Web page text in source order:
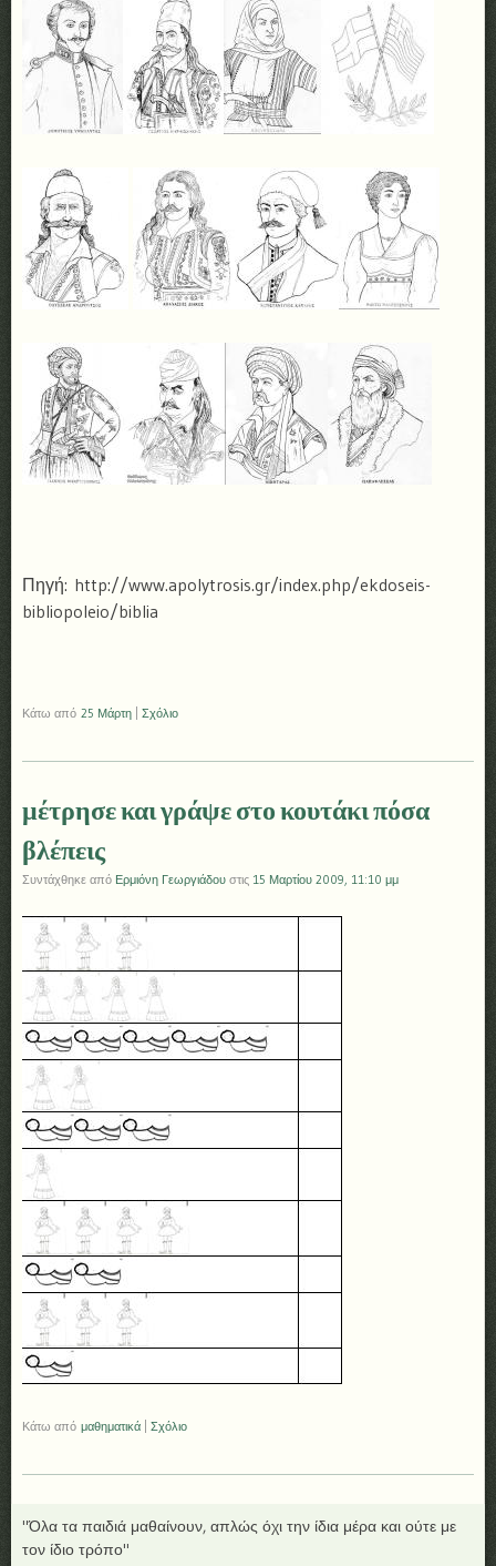
Πηγή: http://www.apolytrosis.gr/index.php/ekdoseis-
bibliopoleio/biblia
Κάτω από 25 Μάρτη Σχόλιο
μέτρησε και γράψε στο κουτάκι πόσα
βλέπεις
Συντάχθηκε από Ερμιόνη Γεωργιάδου στις 15 Μαρτίου 2009, 11:10 μμ
Κάτω από μαθηματικά Σχόλιο
"Όλα τα παιδιά μαθαίνουν, απλώς όχι την ίδια μέρα και ούτε με
τον ίδιο τρόπο"